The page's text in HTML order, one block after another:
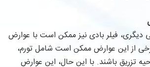
دیگری، فیلر بادی نیز ممکن است با عوارض
از این عوارض ممکن است شامل تورم،
تزریق باشند. با این حال، این عوارض